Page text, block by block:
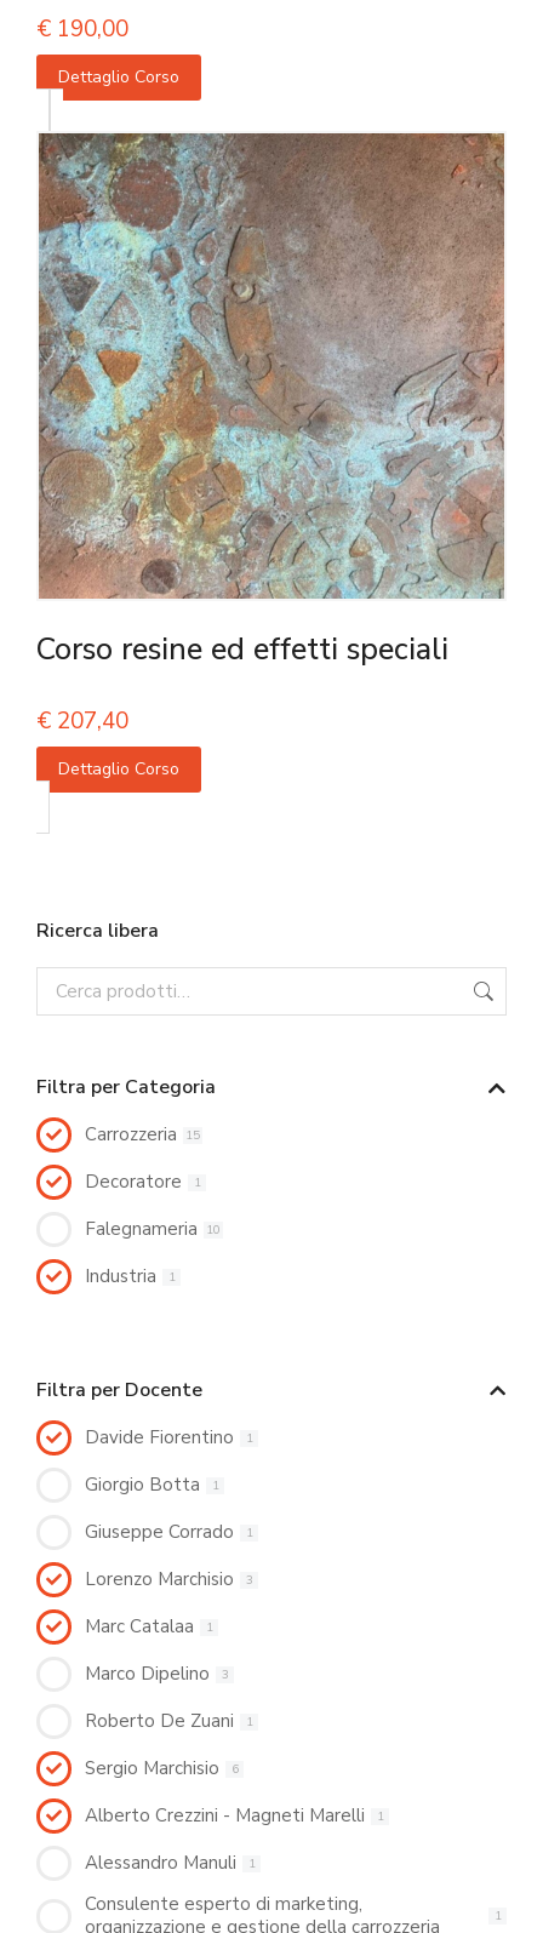
€ 190,00
Dettaglio Corso
Corso resine ed effetti speciali
€ 207,40
Dettaglio Corso
Ricerca libera
Filtra per Categoria
Carrozzeria 15
Decoratore 1
Falegnameria 10
Industria 1
Filtra per Docente
Davide Fiorentino 1
Giorgio Botta 1
Giuseppe Corrado 1
Lorenzo Marchisio 3
Marc Catalaa 1
Marco Dipelino 3
Roberto De Zuani 1
Sergio Marchisio 6
Alberto Crezzini - Magneti Marelli 1
Alessandro Manuli 1
Consulente esperto di marketing,
organizzazione e gestione della carrozzeria
1